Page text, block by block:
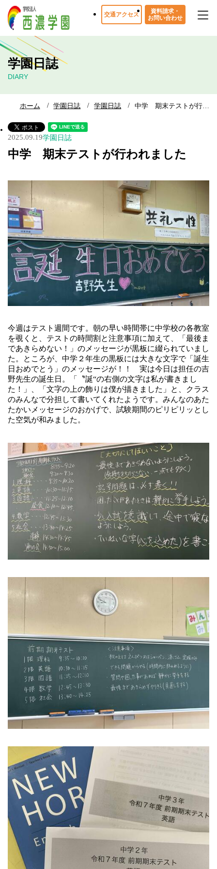
交通アクセス
資料請求・
お問い合わせ
学園日誌
DIARY
ホーム 学園日誌 学園日誌 中学 期末テストが行…
2025.09.19学園日誌
中学 期末テストが行われました
今週はテスト週間です。朝の早い時間帯に中学校の各教室
を覗くと、テストの時間割と注意事項に加えて、「最後ま
であきらめない！」のメッセージが黒板に綴られていまし
た。ところが、中学２年生の黒板には大きな文字で「誕生
日おめでとう」のメッセージが！！ 実は今日は担任の吉
野先生の誕生日。「〝誕“の右側の文字は私が書きまし
た！」、「文字の上の飾りは僕が描きました」と、クラス
のみんなで分担して書いてくれたようです。みんなのあた
たかいメッセージのおかげで、試験期間のピリピリッとし
た空気が和みました。